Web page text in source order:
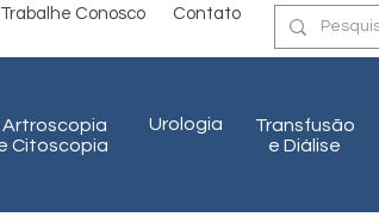
Trabalhe Conosco Contato
Artroscopia
Citoscopia
Urologia
Transfusão
e Diálise